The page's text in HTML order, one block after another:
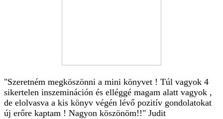
"Szeretném megköszönni a mini könyvet ! Túl vagyok 4
sikertelen inszemináción és elléggé magam alatt vagyok ,
de elolvasva a kis könyv végén lévő pozitív gondolatokat
új erőre kaptam ! Nagyon köszönöm!!" Judit